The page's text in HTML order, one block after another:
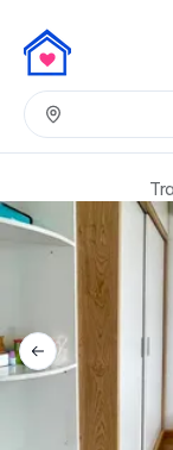
Previous slide